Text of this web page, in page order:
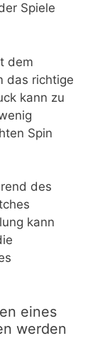
Spiele
dem
das richtige
kann zu
Spin
des
kann
eines
werden